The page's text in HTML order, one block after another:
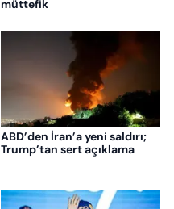
müttefik
ABD’den İran’a yeni saldırı;
Trump’tan sert açıklama